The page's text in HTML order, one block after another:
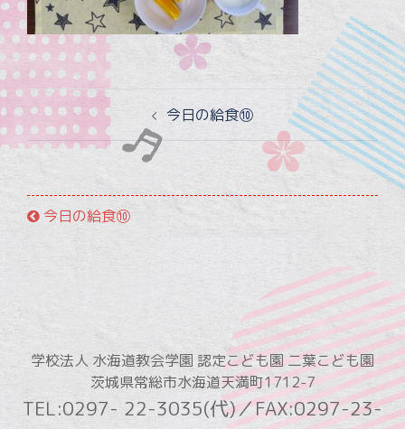
投
稿
ナ
ゲ
ー
ョ
今日の給食⑩
今日の給食⑩
学校法人 水海道教会学園 認定こども園 二葉こども園
茨城県常総市水海道天満町1712-7
TEL:0297- 22-3035(代)／FAX:0297-23-